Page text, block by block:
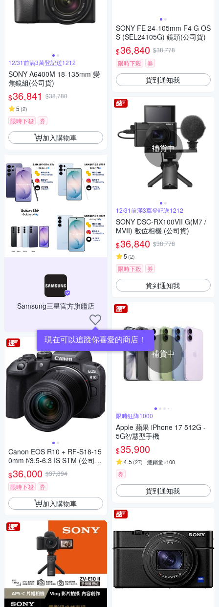
12/31前滿3萬登記送1212
SONY A6400M 18-135mm 變
焦鏡組(公司貨)
$36,841 $38,780
5 (2)
限時下殺 券
加入購物車
Samsung三星官方旗艦店
現在可以追蹤你喜愛的商店！
Canon EOS R10 + RF-S18-15
0mm f/3.5-6.3 IS STM (公司
貨)
$36,000 $37,894
限時下殺
券
加入購物車
SONY FE 24-105mm F4 G OS
S (SEL24105G) 鏡頭(公司貨)
$36,840 $38,778
限時下殺
券
貨到通知我
補貨中
12/31前滿3萬登記送1212
SONY DSC-RX100VII G(M7 /
MVII) 數位相機 (公司貨)
$36,840 $38,778
5 (2)
限時下殺 券
貨到通知我
補貨中
限時狂降1000
Apple 蘋果 iPhone 17 512G -
5G智慧型手機
$35,900
4.5 (27) 總銷量>100
券
貨到通知我